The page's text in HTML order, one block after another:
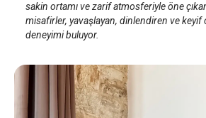
sakin ortamı ve zarif atmosferiyle öne
misafirler, yavaşlayan, dinlendiren ve keyif
deneyimi buluyor.